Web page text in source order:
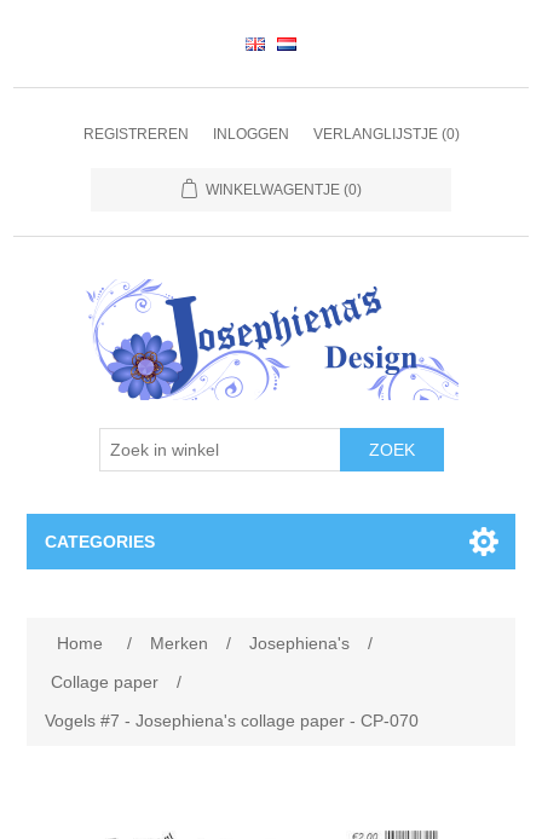
REGISTREREN INLOGGEN VERLANGLIJSTJE (0)
WINKELWAGENTJE (0)
ZOEK
CATEGORIES
Lavinia
Collage paper
Home / Merken / Josephiena's
/
Collage paper
/
Vogels #7 - Josephiena's collage paper - CP-070